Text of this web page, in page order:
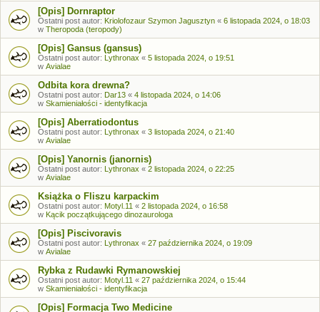
[Opis] Dornraptor
Ostatni post autor: Kriolofozaur Szymon Jagusztyn « 6 listopada 2024, o 18:03
w Theropoda (teropody)
[Opis] Gansus (gansus)
Ostatni post autor: Lythronax « 5 listopada 2024, o 19:51
w Avialae
Odbita kora drewna?
Ostatni post autor: Dar13 « 4 listopada 2024, o 14:06
w Skamieniałości - identyfikacja
[Opis] Aberratiodontus
Ostatni post autor: Lythronax « 3 listopada 2024, o 21:40
w Avialae
[Opis] Yanornis (janornis)
Ostatni post autor: Lythronax « 2 listopada 2024, o 22:25
w Avialae
Książka o Fliszu karpackim
Ostatni post autor: Motyl.11 « 2 listopada 2024, o 16:58
w Kącik początkującego dinozaurologa
[Opis] Piscivoravis
Ostatni post autor: Lythronax « 27 października 2024, o 19:09
w Avialae
Rybka z Rudawki Rymanowskiej
Ostatni post autor: Motyl.11 « 27 października 2024, o 15:44
w Skamieniałości - identyfikacja
[Opis] Formacja Two Medicine